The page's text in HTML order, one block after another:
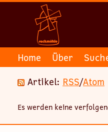
Home
Über
Artikel: RSS/Atom
Es werden keine